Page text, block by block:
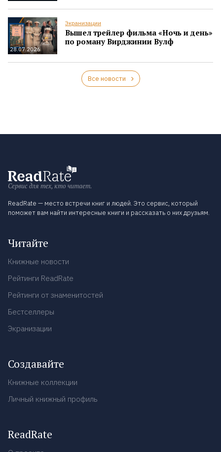
28.07.2026
Экранизации
Вышел трейлер фильма «Ночь и день»
по роману Вирджинии Вулф
Все новости
Сервис для тех, кто читает.
ReadRate — место встречи книг и людей. Это сервис, который
поможет вам найти интересные книги и рассказать о них друзьям.
Читайте
Книжные новости
Рейтинги ReadRate
Рейтинги от знаменитостей
Бестселлеры
Экранизации
Создавайте
Книжные коллекции
Личный книжный профиль
ReadRate